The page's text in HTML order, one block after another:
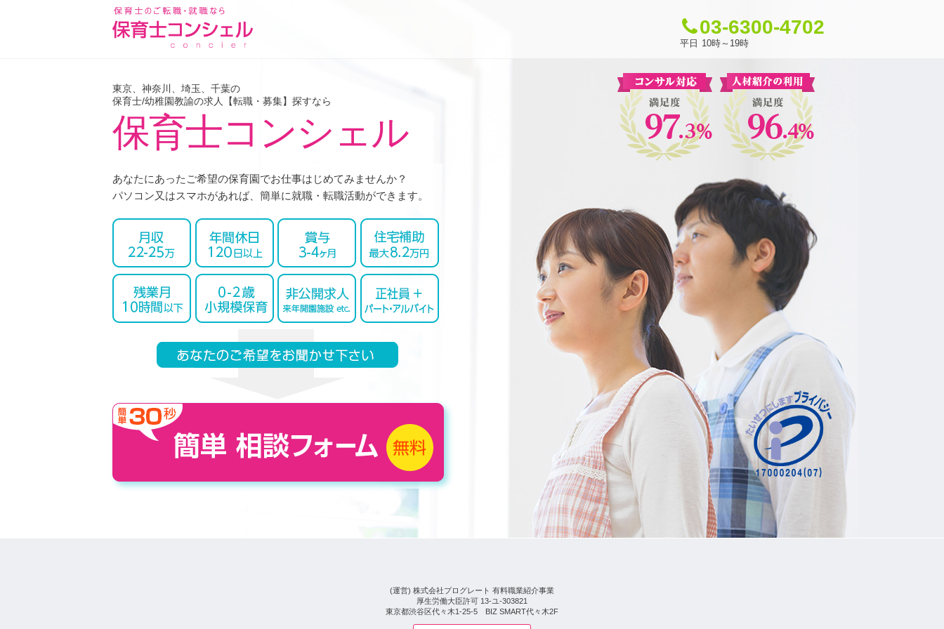
03-6300-4702
平日 10時～19時
東京、神奈川、埼玉、千葉の
保育士/幼稚園教諭の求人
【転職・募集】探すなら
保育士コンシェル
あなたにあったご希望の保育園でお仕事はじめてみませんか？
パソコン又はスマホがあれば、簡単に就職・転職活動ができます。
(運営) 株式会社プログレート 有料職業紹介事業
厚生労働大臣許可 13-ユ-303821
東京都渋谷区代々木1-25-5 BIZ SMART代々木2F